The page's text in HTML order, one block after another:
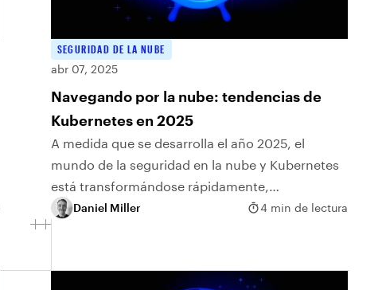
SEGURIDAD DE LA NUBE
abr 07, 2025
Navegando por la nube: tendencias de
Kubernetes en 2025
A medida que se desarrolla el año 2025, el
mundo de la seguridad en la nube y Kubernetes
está transformándose rápidamente,
presentando emocionantes nuevos desafíos y
oportunidades de crecimiento.
Daniel Miller 4 min de lectura